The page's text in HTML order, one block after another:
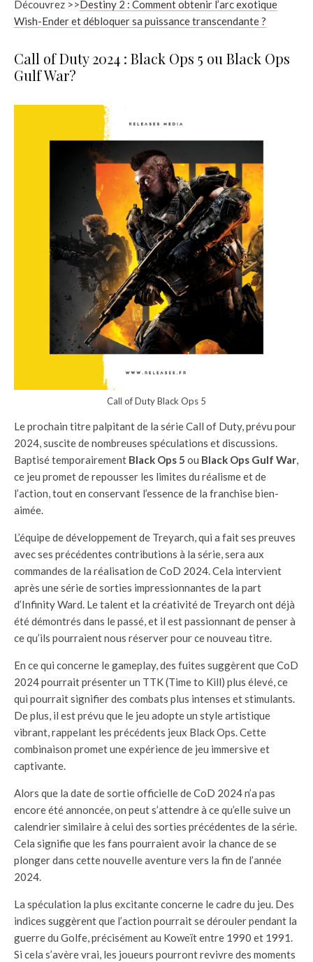
Découvrez >>Destiny 2 : Comment obtenir l’arc exotique
Wish-Ender et débloquer sa puissance transcendante ?
Call of Duty 2024 : Black Ops 5 ou Black Ops
Gulf War?
Call of Duty Black Ops 5
Le prochain titre palpitant de la série Call of Duty, prévu pour
2024, suscite de nombreuses spéculations et discussions.
Baptisé temporairement Black Ops 5 ou Black Ops Gulf War,
ce jeu promet de repousser les limites du réalisme et de
l’action, tout en conservant l’essence de la franchise bien-
aimée.
L’équipe de développement de Treyarch, qui a fait ses preuves
avec ses précédentes contributions à la série, sera aux
commandes de la réalisation de CoD 2024. Cela intervient
après une série de sorties impressionnantes de la part
d’Infinity Ward. Le talent et la créativité de Treyarch ont déjà
été démontrés dans le passé, et il est passionnant de penser à
ce qu’ils pourraient nous réserver pour ce nouveau titre.
En ce qui concerne le gameplay, des fuites suggèrent que CoD
2024 pourrait présenter un TTK (Time to Kill) plus élevé, ce
qui pourrait signifier des combats plus intenses et stimulants.
De plus, il est prévu que le jeu adopte un style artistique
vibrant, rappelant les précédents jeux Black Ops. Cette
combinaison promet une expérience de jeu immersive et
captivante.
Alors que la date de sortie officielle de CoD 2024 n’a pas
encore été annoncée, on peut s’attendre à ce qu’elle suive un
calendrier similaire à celui des sorties précédentes de la série.
Cela signifie que les fans pourraient avoir la chance de se
plonger dans cette nouvelle aventure vers la fin de l’année
2024.
La spéculation la plus excitante concerne le cadre du jeu. Des
indices suggèrent que l’action pourrait se dérouler pendant la
guerre du Golfe, précisément au Koweït entre 1990 et 1991.
Si cela s’avère vrai, les joueurs pourront revivre des moments